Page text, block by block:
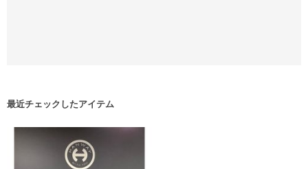
最近チェックしたアイテム